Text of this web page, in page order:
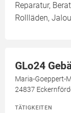
Reparatur,
Rollläden,
GLo24
Maria-Goeppert-
24837
TÄTIGKEITEN